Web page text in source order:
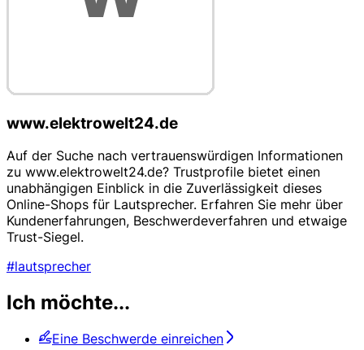
www.elektrowelt24.de
Auf der Suche nach vertrauenswürdigen Informationen
zu www.elektrowelt24.de? Trustprofile bietet einen
unabhängigen Einblick in die Zuverlässigkeit dieses
Online-Shops für Lautsprecher. Erfahren Sie mehr über
Kundenerfahrungen, Beschwerdeverfahren und etwaige
Trust-Siegel.
#lautsprecher
Ich möchte...
Eine Beschwerde einreichen